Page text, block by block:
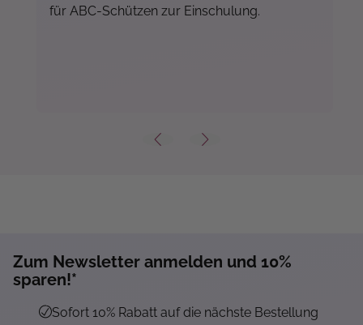
für ABC-Schützen zur Einschulung.
Zum Newsletter anmelden und 10%
sparen!*
Sofort 10% Rabatt auf die nächste Bestellung